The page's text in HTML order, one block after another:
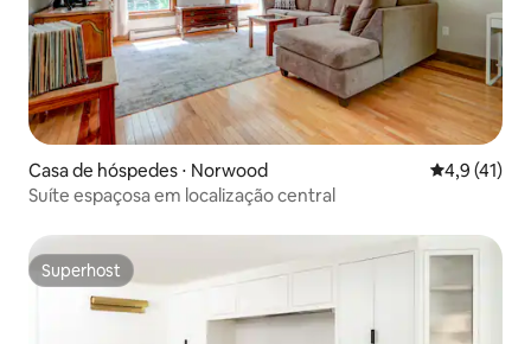
Casa de hóspedes ⋅ Norwood 4,9 de uma
4,9 (41)
Suíte espaçosa em localização central
Superhost
Superhost